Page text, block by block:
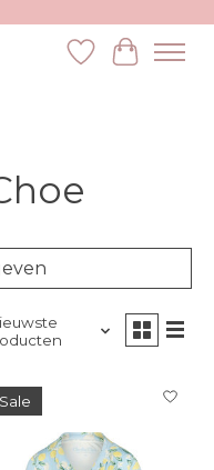
Verlanglijst
Sale